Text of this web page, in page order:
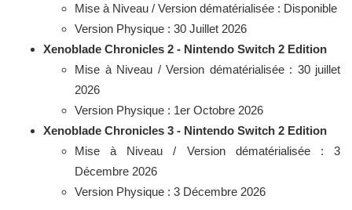
Mise à Niveau / Version dématérialisée : Disponible
Version Physique : 30 Juillet 2026
Xenoblade Chronicles 2 - Nintendo Switch 2 Edition
Mise à Niveau / Version dématérialisée : 30 juillet
2026
Version Physique : 1er Octobre 2026
Xenoblade Chronicles 3 - Nintendo Switch 2 Edition
Mise à Niveau / Version dématérialisée : 3
Décembre 2026
Version Physique : 3 Décembre 2026